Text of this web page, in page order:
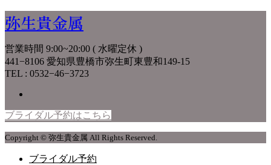
弥生貴金属
営業時間 9:00~20:00 ( 水曜定休 )
441−8106 愛知県豊橋市弥生町東豊和149-15
TEL : 0532−46−3723
ブライダル予約はこちら
Copyright © 弥生貴金属 All Rights Reserved.
ブライダル予約